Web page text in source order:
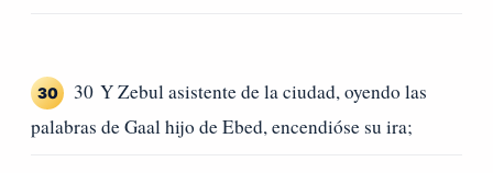
30
30 Y Zebul asistente de la ciudad, oyendo las
palabras de Gaal hijo de Ebed, encendióse su ira;